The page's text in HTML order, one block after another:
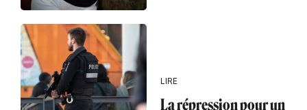
LIRE
La répression pour un